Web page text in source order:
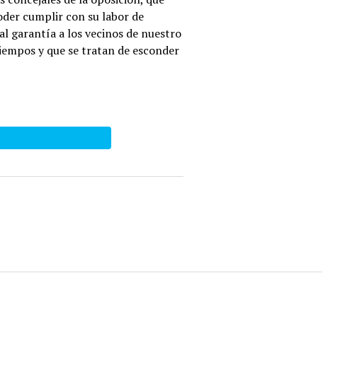
cumplir con su labor de
garantía a los vecinos de nuestro
y que se tratan de esconder